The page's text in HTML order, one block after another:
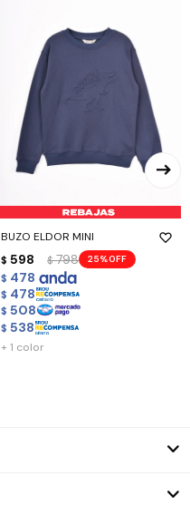
BUZO ELDOR MINI
$ 598 $ 798 25
$ 478
$ 478
$ 508
$ 538
+ 1 color